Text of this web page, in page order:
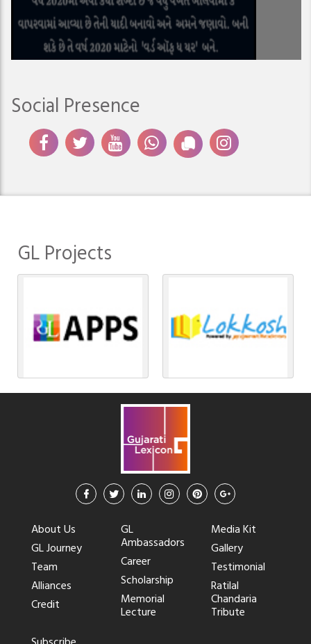
Social Presence
GL Projects
About Us
GL Journey
Team
Alliances
Credit
GL
Ambassadors
Career
Scholarship
Memorial
Lecture
Media Kit
Gallery
Testimonial
Ratilal
Chandaria
Tribute